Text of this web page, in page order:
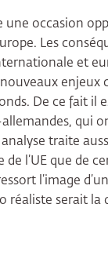
une occasion
Les
et
enjeux
De ce fait il
qui
traite
l’UE que de
l’image
réaliste serait la